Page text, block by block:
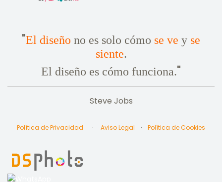
"El diseño no es solo cómo se ve y se
siente.
El diseño es cómo funciona."
Steve Jobs
Política de Privacidad · Aviso Legal · Política de Cookies